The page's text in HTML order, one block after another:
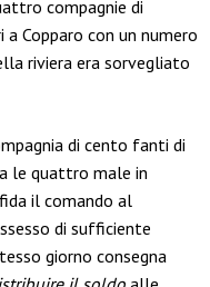
compagnie di
Copparo con un numero
riviera era sorvegliato
di cento fanti di
le quattro male in
il comando al
di sufficiente
giorno consegna